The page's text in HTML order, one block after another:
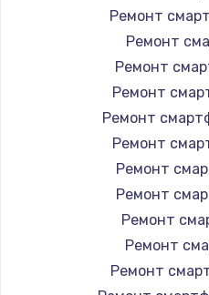
Замена
Замена
1490
Замена
1745
Ремонт
Ремонт
Ремонт
Ремонт
Ремонт
Ремонт
Ремонт
Ремонт
Ремонт
Ремонт
Ремонт